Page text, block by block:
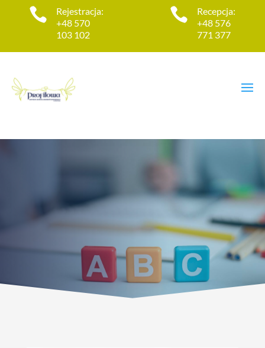

Rejestracja:
+48 570
103 102

Recepcja:
+48 576
771 377